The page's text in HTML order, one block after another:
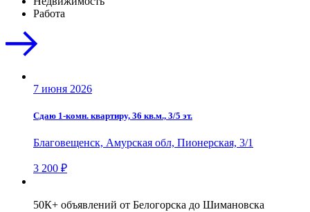
Работа
7 июня 2026
Сдаю 1-комн. квартиру, 36 кв.м., 3/5 эт.
Благовещенск, Амурская обл, Пионерская, 3/1
3 200 ₽
50К+ объявлений от Белогорска до Шимановска